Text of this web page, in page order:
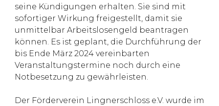
seine Kündigungen erhalten. Sie sind mit
sofortiger Wirkung freigestellt, damit sie
unmittelbar Arbeitslosengeld beantragen
können. Es ist geplant, die Durchführung der
bis Ende März 2024 vereinbarten
Veranstaltungstermine noch durch eine
Notbesetzung zu gewährleisten.
Der Förderverein Lingnerschloss e.V. wurde im